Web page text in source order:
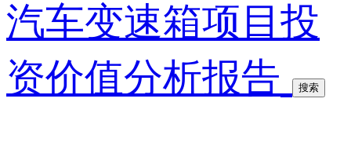
汽车变速箱项目投
资价值分析报告
搜索